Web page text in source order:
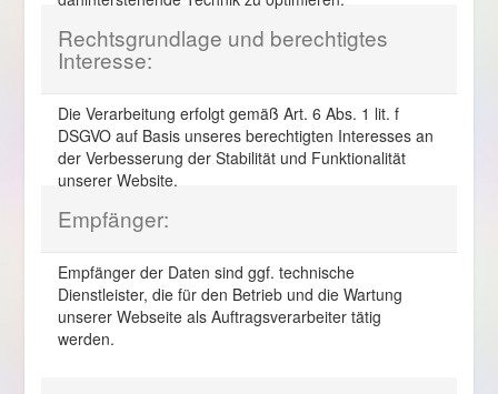
Rechtsgrundlage und berechtigtes
Interesse:
Die Verarbeitung erfolgt gemäß Art. 6 Abs. 1 lit. f
DSGVO auf Basis unseres berechtigten Interesses an
der Verbesserung der Stabilität und Funktionalität
unserer Website.
Empfänger:
Empfänger der Daten sind ggf. technische
Dienstleister, die für den Betrieb und die Wartung
unserer Webseite als Auftragsverarbeiter tätig
werden.